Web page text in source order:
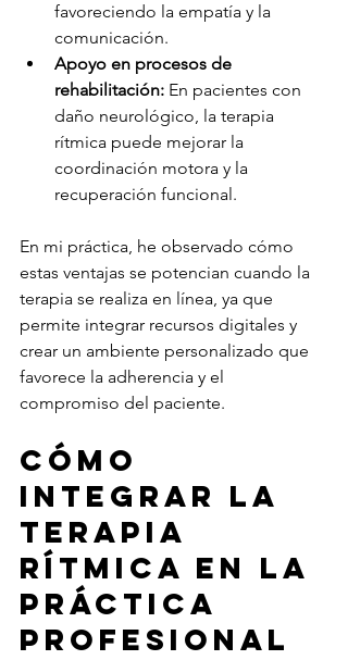
favoreciendo la empatía y la
comunicación.
Apoyo en procesos de
rehabilitación: En pacientes con
daño neurológico, la terapia
rítmica puede mejorar la
coordinación motora y la
recuperación funcional.
En mi práctica, he observado cómo
estas ventajas se potencian cuando la
terapia se realiza en línea, ya que
permite integrar recursos digitales y
crear un ambiente personalizado que
favorece la adherencia y el
compromiso del paciente.
Cómo
integrar la
terapia
rítmica en la
práctica
profesional